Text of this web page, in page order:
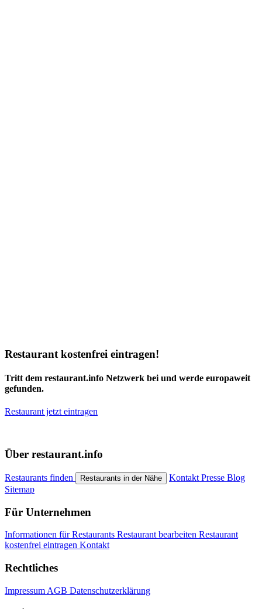
Restaurant kostenfrei eintragen!
Tritt dem restaurant.info Netzwerk bei und werde europaweit
gefunden.
Restaurant jetzt eintragen
Über restaurant.info
Restaurants finden Restaurants in der Nähe Kontakt Presse Blog
Sitemap
Für Unternehmen
Informationen für Restaurants Restaurant bearbeiten Restaurant
kostenfrei eintragen Kontakt
Rechtliches
Impressum AGB Datenschutzerklärung